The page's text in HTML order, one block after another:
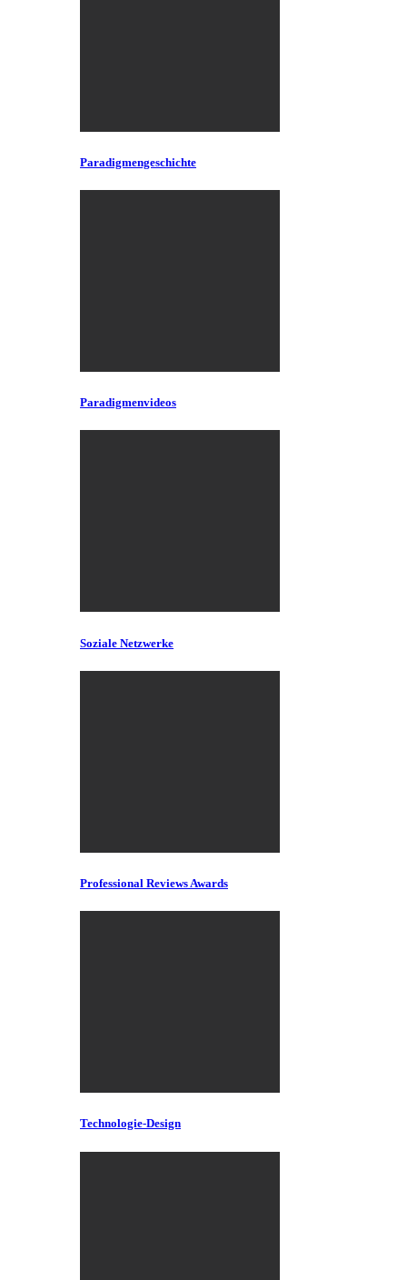
Paradigmengeschichte
Paradigmenvideos
Soziale Netzwerke
Professional Reviews Awards
Technologie-Design